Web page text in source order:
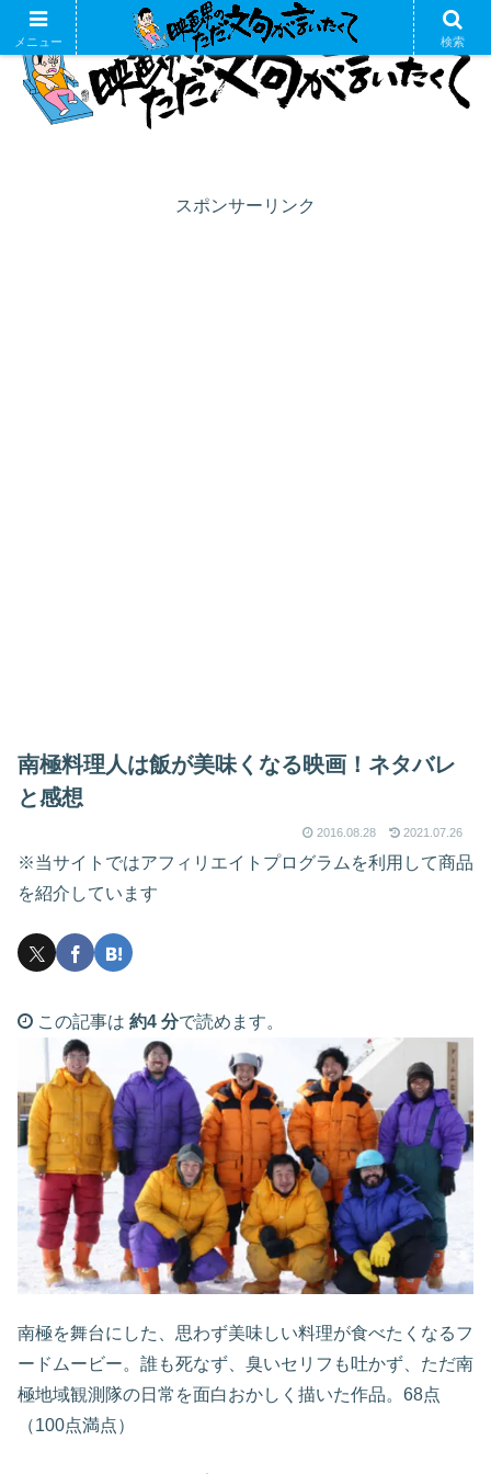
スポンサーリンク
南極料理人は飯が美味くなる映画！ネタバレ
と感想
2016.08.28 2021.07.26
※当サイトではアフィリエイトプログラムを利用して商品
を紹介しています
この記事は 約4 分で読めます。
南極を舞台にした、思わず美味しい料理が食べたくなるフ
ードムービー。誰も死なず、臭いセリフも吐かず、ただ南
極地域観測隊の日常を面白おかしく描いた作品。68点
（100点満点）
メニュー 検索